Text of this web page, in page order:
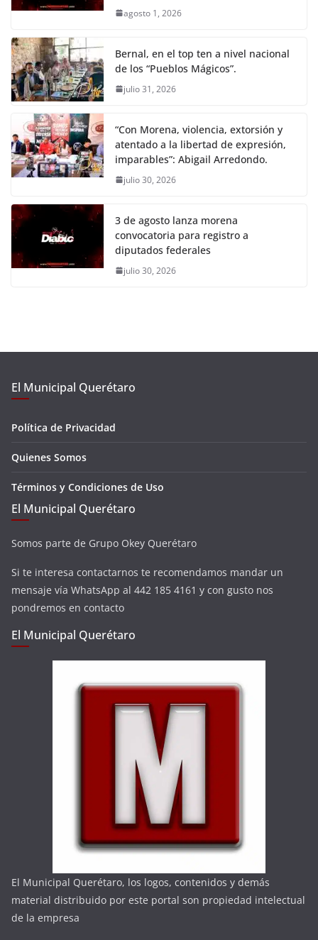
agosto 1, 2026
Bernal, en el top ten a nivel nacional
de los “Pueblos Mágicos”.
julio 31, 2026
“Con Morena, violencia, extorsión y
atentado a la libertad de expresión,
imparables”: Abigail Arredondo.
julio 30, 2026
3 de agosto lanza morena
convocatoria para registro a
diputados federales
julio 30, 2026
El Municipal Querétaro
Política de Privacidad
Quienes Somos
Términos y Condiciones de Uso
El Municipal Querétaro
Somos parte de Grupo Okey Querétaro
Si te interesa contactarnos te recomendamos mandar un
mensaje vía WhatsApp al 442 185 4161 y con gusto nos
pondremos en contacto
El Municipal Querétaro
El Municipal Querétaro, los logos, contenidos y demás
material distribuido por este portal son propiedad intelectual
de la empresa